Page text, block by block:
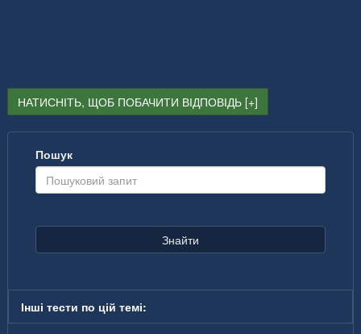
НАТИСНІТЬ, ЩОБ ПОБАЧИТИ ВІДПОВІДЬ
Пошук
Знайти
Інші тести по цій темі: